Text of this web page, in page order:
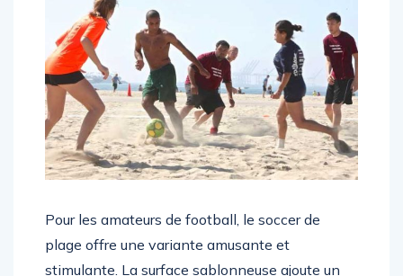
Pour les amateurs de football, le soccer de
plage offre une variante amusante et
stimulante. La surface sablonneuse ajoute un